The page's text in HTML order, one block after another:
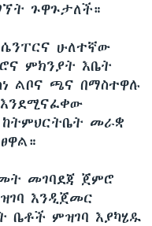
ጉዋጉታለች።
ሁለተኛው
ምክንያት እቤት
ልቦና ጫና በማስተዋሉ
መራቋ
መገባደጃ ጀምሮ
እንዲጀመር
ቤቶች ምዝገባ እያካሄዱ